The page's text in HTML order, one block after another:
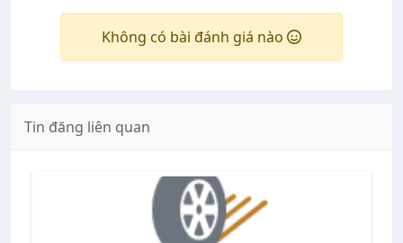
Không có bài đánh giá nào
Tin đăng liên quan